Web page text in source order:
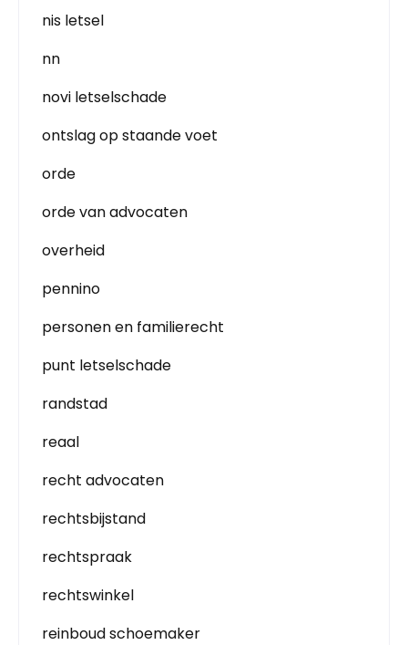
nis letsel
nn
novi letselschade
ontslag op staande voet
orde
orde van advocaten
overheid
pennino
personen en familierecht
punt letselschade
randstad
reaal
recht advocaten
rechtsbijstand
rechtspraak
rechtswinkel
reinboud schoemaker